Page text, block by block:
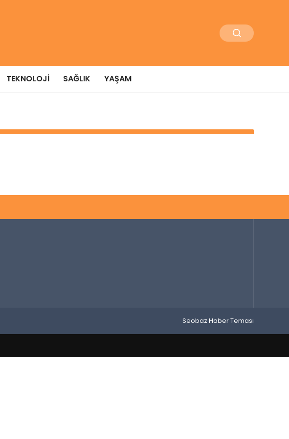
TEKNOLOJI SAĞLIK YAŞAM
Seobaz Haber Teması